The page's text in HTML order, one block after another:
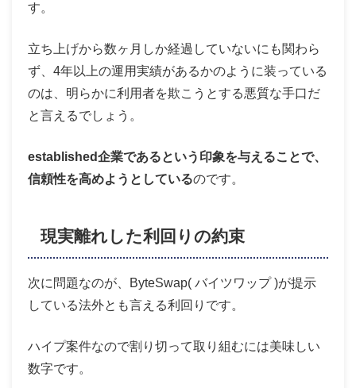
す。
立ち上げから数ヶ月しか経過していないにも関わら
ず、4年以上の運用実績があるかのように装っている
のは、明らかに利用者を欺こうとする悪質な手口だ
と言えるでしょう。
established企業であるという印象を与えることで、
信頼性を高めようとしているのです。
現実離れした利回りの約束
次に問題なのが、ByteSwap( バイツワップ )が提示
している法外とも言える利回りです。
ハイプ案件なので割り切って取り組むには美味しい
数字です。